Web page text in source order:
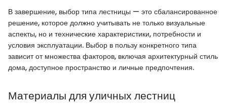
В завершение, выбор типа лестницы — это сбалансированное
решение, которое должно учитывать не только визуальные
аспекты, но и технические характеристики, потребности и
условия эксплуатации. Выбор в пользу конкретного типа
зависит от множества факторов, включая архитектурный стиль
дома, доступное пространство и личные предпочтения.
Материалы для уличных лестниц